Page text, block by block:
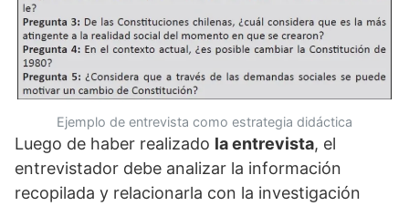
Ejemplo de entrevista como estrategia didáctica
Luego de haber realizado la entrevista, el
entrevistador debe analizar la información
recopilada y relacionarla con la investigación